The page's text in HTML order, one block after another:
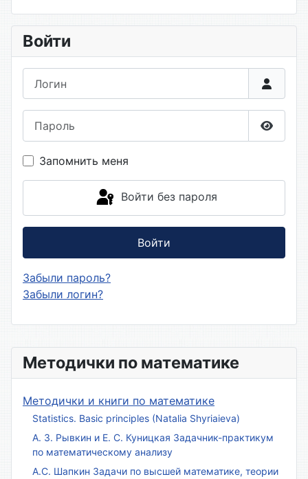
Методички по математике
Методички и книги по математике
Statistics. Basic principles (Natalia Shyriaieva)
А. З. Рывкин и Е. С. Куницкая Задачник-практикум
по математическому анализу
А.С. Шапкин Задачи по высшей математике, теории
Войти
Запомнить меня
Войти без пароля
Войти
Забыли пароль?
Забыли логин?